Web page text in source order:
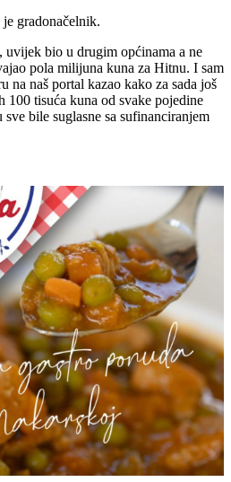
gradonačelnik.
bio u drugim općinama a ne
pola milijuna kuna za Hitnu. I sam
na naš portal kazao kako za sada još
tisuća kuna od svake pojedine
bile suglasne sa sufinanciranjem